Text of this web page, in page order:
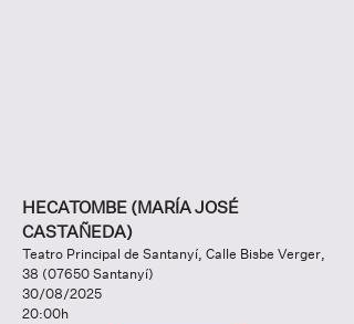
HECATOMBE (MARÍA JOSÉ
CASTAÑEDA)
Teatro Principal de Santanyí, Calle Bisbe Verger,
38 (07650Santanyí)
30/08/2025
20:00h